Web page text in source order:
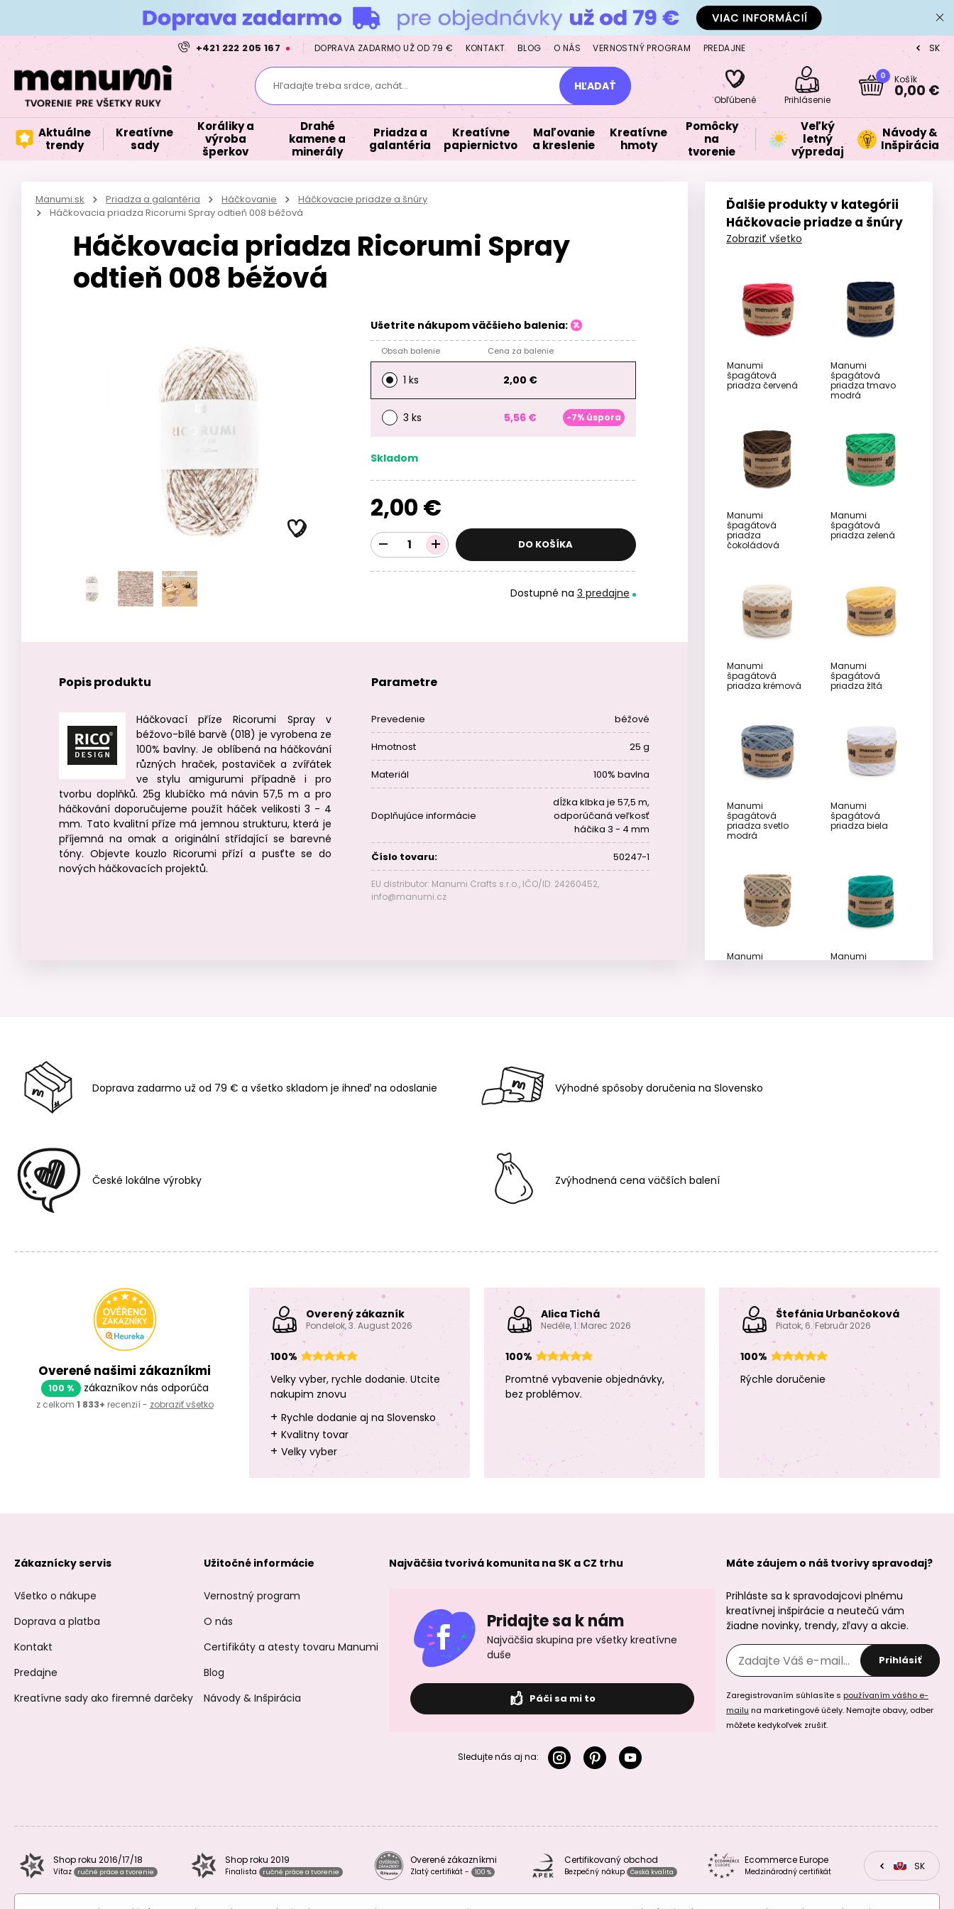
+421 222 205 167 DOPRAVA ZADARMO UŽ OD 79 € KONTAKT BLOG O NÁS VERNOSTNÝ PROGRAM PREDAJNE CZ
SK
Hľadajte treba srdce, achát... HĽADAŤ
Obľúbené Prihlásenie
0 Košík
0,00 €
Aktuálne
trendy
Kreatívne
sady
Koráliky a
výroba
šperkov
Drahé
kamene a
minerály
Priadza a
galantéria
Kreatívne
papiernictvo
Maľovanie
a kreslenie
Kreatívne
hmoty
Pomôcky
na
tvorenie
Veľký
letný
výpredaj
Návody &
Inšpirácia
Manumi.sk Priadza a galantéria Háčkovanie
Háčkovacie priadze a šnúry
Háčkovacia priadza Ricorumi Spray odtieň 008 béžová
Háčkovacia priadza Ricorumi Spray
odtieň 008 béžová
Ušetrite nákupom väčšieho balenia:
Obsah balenie Cena za balenie
1 ks 2,00 €
3 ks 5,56 € -7% úspora
Skladom
2,00 €
DO KOŠÍKA
Dostupné na 3 predajne
Popis produktu
Háčkovací příze Ricorumi Spray v
béžovo-bílé barvě (018) je vyrobena ze
100% bavlny. Je oblíbená na háčkování
různých hraček, postaviček a zvířátek
ve stylu amigurumi případně i pro
tvorbu doplňků. 25g klubíčko má návin 57,5 m a pro
háčkování doporučujeme použít háček velikosti 3 - 4
mm. Tato kvalitní příze má jemnou strukturu, která je
příjemná na omak a originální střídající se barevné
tóny. Objevte kouzlo Ricorumi přízí a pusťte se do
nových háčkovacích projektů.
Parametre
Prevedenie béžové
Hmotnost 25 g
Materiál 100% bavlna
Doplňujúce informácie
dĺžka klbka je 57,5 m,
odporúčaná veľkosť
háčika 3 - 4 mm
Číslo tovaru: 50247-1
EU distributor: Manumi Crafts s.r.o., IČO/ID: 24260452,
info@manumi.cz
Ďalšie produkty v kategórii
Háčkovacie priadze a šnúry
Zobraziť všetko
Manumi
špagátová
priadza červená
Manumi
špagátová
priadza tmavo
modrá
Manumi
špagátová
priadza
čokoládová
Manumi
špagátová
priadza zelená
Manumi
špagátová
priadza krémová
Manumi
špagátová
priadza žltá
Manumi
špagátová
priadza svetlo
modrá
Manumi
špagátová
priadza biela
Manumi
Manumi
priadza
Chenillove Super
Big Print odtieň
005 tyrkysová
priadza
Chenillove Super
004 modrá
priadza
Chenillove Super
Big Print odtieň
Rico design
priadza Creative
paper odtieň 010
Rico design
háčkovacia
papierová
paper odtieň 009
hnedosivá
Rico design
háčkovacia
papierová
paper odtieň 008
svetlo zelená
tyrkysová
svetlo modrá
Doprava zadarmo už od 79 € a všetko skladom je ihneď na odoslanie Výhodné spôsoby doručenia na Slovensko
České lokálne výrobky Zvýhodnená cena väčších balení
Overené našimi zákazníkmi
100 % zákazníkov nás odporúča
z celkom 1 833+ recenzií - zobraziť všetko
Overený zákazník
Pondelok, 3. August 2026
100%
Velky vyber, rychle dodanie. Utcite
nakupim znovu
+ Rychle dodanie aj na Slovensko
+ Kvalitny tovar
+ Velky vyber
Alica Tichá
Neděle, 1. Marec 2026
100%
Promtné vybavenie objednávky,
bez problémov.
Štefánia Urbančoková
Piatok, 6. Február 2026
100%
Rýchle doručenie
Zákaznícky servis
Všetko o nákupe
Doprava a platba
Kontakt
Predajne
Kreatívne sady ako firemné darčeky
Užitočné informácie
Vernostný program
O nás
Certifikáty a atesty tovaru Manumi
Blog
Návody & Inšpirácia
Najväčšia tvorivá komunita na SK a CZ trhu
Pridajte sa k nám
Najväčšia skupina pre všetky kreatívne
duše
Páči sa mi to
Sledujte nás aj na:
Máte záujem o náš tvorivy spravodaj?
Prihláste sa k spravodajcovi plnému
kreatívnej inšpirácie a neutečú vám
žiadne novinky, trendy, zľavy a akcie.
Prihlásiť
Zaregistrovaním súhlasíte s používaním vášho e-
mailu na marketingové účely. Nemajte obavy, odber
môžete kedykoľvek zrušiť.
Shop roku 2016/17/18
Víťaz ručné práce a tvorenie
Shop roku 2019
Finalista ručné práce a tvorenie
Overené zákazníkmi
Zlatý certifikát - 100 %
Certifikovaný obchod
Bezpečný nákup Česká kvalita
Ecommerce Europe
Medzinárodný certifikát CZSK